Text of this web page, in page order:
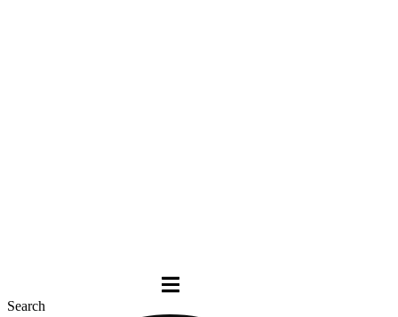
Search